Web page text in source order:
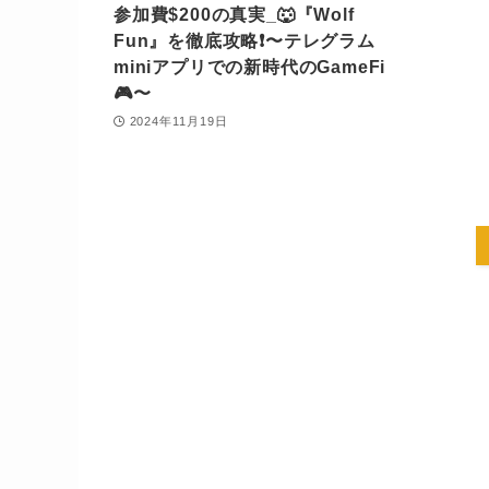
参加費$200の真実_🐺『Wolf
Fun』を徹底攻略❗️〜テレグラム
miniアプリでの新時代のGameFi
🎮〜
2024年11月19日